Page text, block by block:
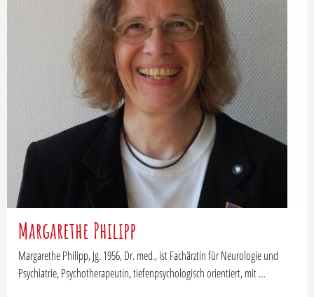
Margarethe Philipp
Margarethe Philipp, Jg. 1956, Dr. med., ist Fachärztin für Neurologie und
Psychiatrie, Psychotherapeutin, tiefenpsychologisch orientiert, mit …